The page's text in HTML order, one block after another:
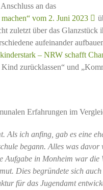
an das
vom 2. Juni 2023
zuletzt über das Glanzstück
aufeinander
– NRW schafft
zurücklassen“ und
Erfahrungen im
Als ich anfing, gab es eine
begann. Alles was davor
in Monheim war die
Dies begründete sich
für das Jugendamt